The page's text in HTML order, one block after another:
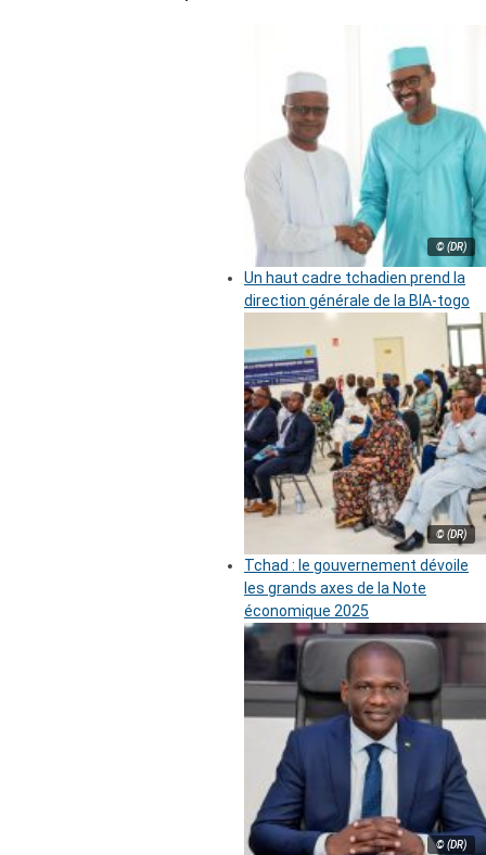
© (DR)
Un haut cadre tchadien prend la
direction générale de la BIA-togo
© (DR)
Tchad : le gouvernement dévoile
les grands axes de la Note
économique 2025
© (DR)